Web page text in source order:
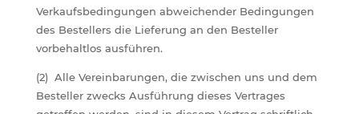
Verkaufsbedingungen abweichender Bedingungen
des Bestellers die Lieferung an den Besteller
vorbehaltlos ausführen.
(2) Alle Vereinbarungen, die zwischen uns und dem
Besteller zwecks Ausführung dieses Vertrages